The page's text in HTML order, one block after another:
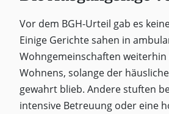
Vor dem BGH-Urteil gab es
Einige Gerichte sahen in
Wohngemeinschaften weiterhin
Wohnens, solange der
gewahrt blieb. Andere stuften
intensive Betreuung oder eine